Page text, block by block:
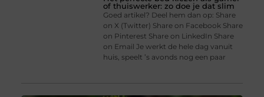
of thuiswerker: zo doe je dat slim
Goed artikel? Deel hem dan op: Share
on X (Twitter) Share on Facebook Share
on Pinterest Share on LinkedIn Share
on Email Je werkt de hele dag vanuit
huis, speelt ’s avonds nog een paar